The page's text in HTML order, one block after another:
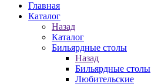
Главная
Каталог
Назад
Каталог
Бильярдные столы
Назад
Бильярдные столы
Любительские